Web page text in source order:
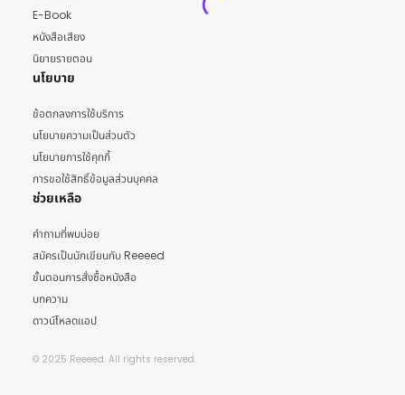
E-Book
หนังสือเสียง
นิยายรายตอน
นโยบาย
ข้อตกลงการใช้บริการ
นโยบายความเป็นส่วนตัว
นโยบายการใช้คุกกี้
การขอใช้สิทธิ์ข้อมูลส่วนบุคคล
ช่วยเหลือ
คำถามที่พบบ่อย
สมัครเป็นนักเขียนกับ Reeeed
ขั้นตอนการสั่งซื้อหนังสือ
บทความ
ดาวน์โหลดแอป
© 2025 Reeeed. All rights reserved.